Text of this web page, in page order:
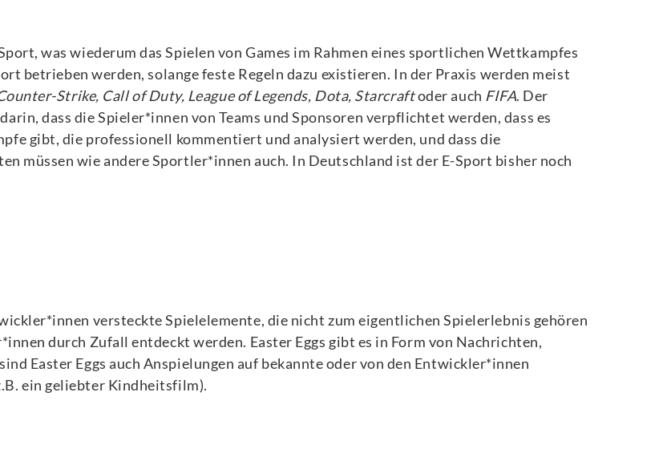
was wiederum das Spielen von Games im Rahmen eines sportlichen Wettkampfes
betrieben werden, solange feste Regeln dazu existieren. In der Praxis werden meist
Strike, Call of Duty, League of Legends, Dota, Starcraftoder auch FIFA. Der
dass die Spieler*innen von Teams und Sponsoren verpflichtet werden, dass es
gibt, die professionell kommentiert und analysiert werden, und dass die
müssen wie andere Sportler*innen auch. In Deutschland ist der E-Sport bisher noch
versteckte Spielelemente, die nicht zum eigentlichen Spielerlebnis gehören
durch Zufall entdeckt werden. Easter Eggs gibt es in Form von Nachrichten,
Easter Eggs auch Anspielungen auf bekannte oder von den Entwickler*innen
ein geliebter Kindheitsfilm).